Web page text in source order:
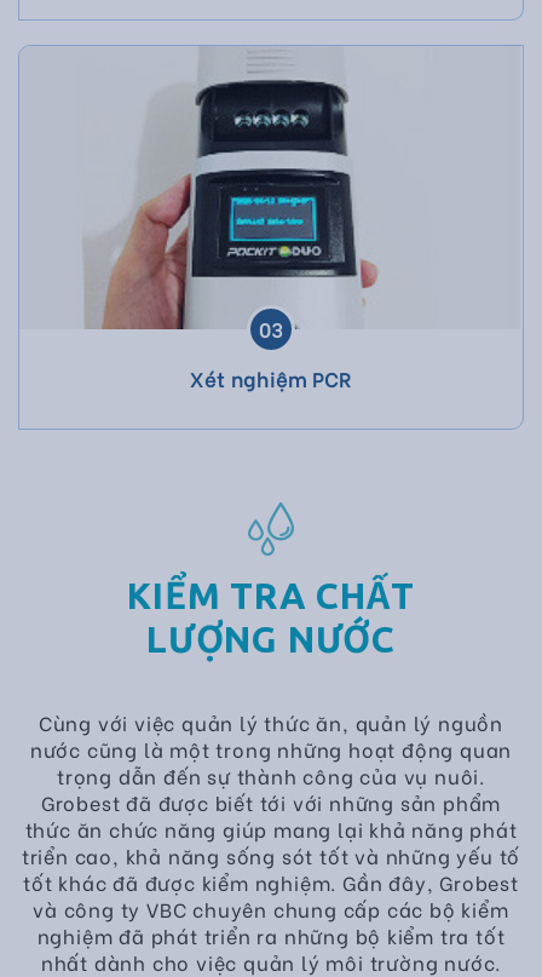
03
Xét nghiệm PCR
KIỂM TRA CHẤT
LƯỢNG NƯỚC
Cùng với việc quản lý thức ăn, quản lý nguồn
nước cũng là một trong những hoạt động quan
trọng dẫn đến sự thành công của vụ nuôi.
Grobest đã được biết tới với những sản phẩm
thức ăn chức năng giúp mang lại khả năng phát
triển cao, khả năng sống sót tốt và những yếu tố
tốt khác đã được kiểm nghiệm. Gần đây, Grobest
và công ty VBC chuyên chung cấp các bộ kiểm
nghiệm đã phát triển ra những bộ kiểm tra tốt
nhất dành cho việc quản lý môi trường nước.